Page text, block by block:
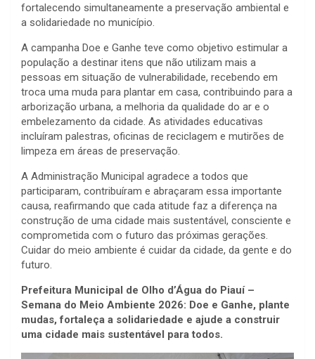
fortalecendo simultaneamente a preservação ambiental e
a solidariedade no município.
A campanha Doe e Ganhe teve como objetivo estimular a
população a destinar itens que não utilizam mais a
pessoas em situação de vulnerabilidade, recebendo em
troca uma muda para plantar em casa, contribuindo para a
arborização urbana, a melhoria da qualidade do ar e o
embelezamento da cidade. As atividades educativas
incluíram palestras, oficinas de reciclagem e mutirões de
limpeza em áreas de preservação.
A Administração Municipal agradece a todos que
participaram, contribuíram e abraçaram essa importante
causa, reafirmando que cada atitude faz a diferença na
construção de uma cidade mais sustentável, consciente e
comprometida com o futuro das próximas gerações.
Cuidar do meio ambiente é cuidar da cidade, da gente e do
futuro.
Prefeitura Municipal de Olho d’Água do Piauí –
Semana do Meio Ambiente 2026: Doe e Ganhe, plante
mudas, fortaleça a solidariedade e ajude a construir
uma cidade mais sustentável para todos.